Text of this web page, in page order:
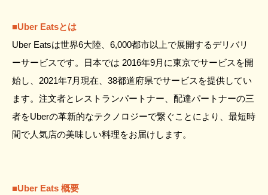
■Uber Eatsとは
Uber Eatsは世界6大陸、6,000都市以上で展開するデリバリ
ーサービスです。日本では 2016年9月に東京でサービスを開
始し、2021年7月現在、38都道府県でサービスを提供してい
ます。注文者とレストランパートナー、配達パートナーの三
者をUberの革新的なテクノロジーで繋ぐことにより、最短時
間で人気店の美味しい料理をお届けします。
■Uber Eats 概要